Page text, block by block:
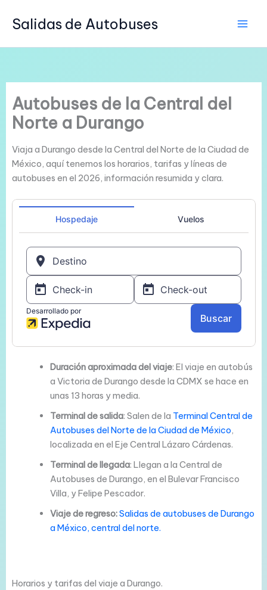
Salidas de Autobuses
Autobuses de la Central del
Norte a Durango
Viaja a Durango desde la Central del Norte de la Ciudad de
México, aquí tenemos los horarios, tarifas y líneas de
autobuses en el 2026, información resumida y clara.
Duración aproximada del viaje: El viaje en autobús
a Victoria de Durango desde la CDMX se hace en
unas 13 horas y media.
Terminal de salida: Salen de la Terminal Central de
Autobuses del Norte de la Ciudad de México,
localizada en el Eje Central Lázaro Cárdenas.
Terminal de llegada: Llegan a la Central de
Autobuses de Durango, en el Bulevar Francisco
Villa, y Felipe Pescador.
Viaje de regreso:Salidas de autobuses de Durango
a México, central del norte.
Horarios y tarifas del viaje a Durango.